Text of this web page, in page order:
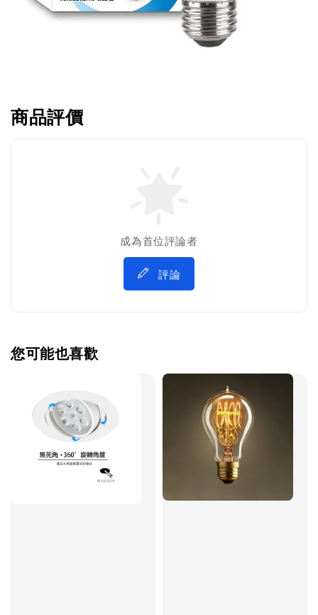
商品評價
成為首位評論者
評論
您可能也喜歡